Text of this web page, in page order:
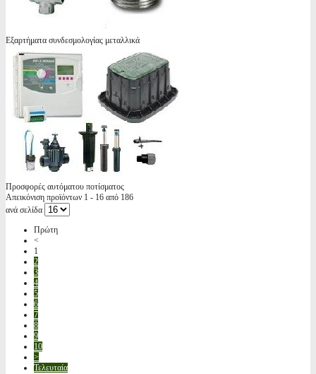
Εξαρτήματα συνδεσμολογίας μεταλλικά
Προσφορές αυτόματου ποτίσματος
Απεικόνιση προϊόντων 1 - 16 από 186
ανά σελίδα
Πρώτη
<
1
2
3
4
5
6
7
8
9
10
>
Τελευταία